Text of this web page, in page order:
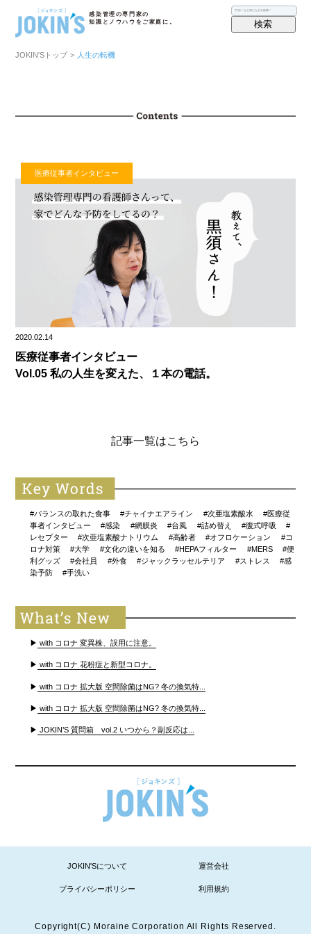
感染管理の専門家の
知識とノウハウをご家庭に。
検索
JOKIN′Sトップ > 人生の転機
医療従事者インタビュー
2020.02.14
医療従事者インタビュー
Vol.05 私の人生を変えた、１本の電話。
記事一覧はこちら
#バランスの取れた食事 #チャイナエアライン #次亜塩素酸水
#医療従
事者インタビュー
#感染 #網膜炎 #台風 #詰め替え #腹式呼吸
#
レセプター
#次亜塩素酸ナトリウム #高齢者 #オフロケーション
#コ
ロナ対策
#大学 #文化の違いを知る #HEPAフィルター #MERS
#便
利グッズ
#会社員 #外食 #ジャックラッセルテリア #ストレス
#感
染予防
#手洗い
▶ with コロナ 変異株、誤用に注意。
▶ with コロナ 花粉症と新型コロナ。
▶ with コロナ 拡大版 空間除菌はNG? 冬の換気特...
▶ with コロナ 拡大版 空間除菌はNG? 冬の換気特...
▶ JOKIN’S 質問箱 vol.2 いつから？副反応は...
JOKIN'Sについて 運営会社
プライバシーポリシー 利用規約
Copyright(C) Moraine Corporation All Rights Reserved.